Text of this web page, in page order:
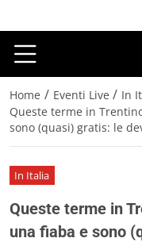
Home / Eventi Live / In
Queste terme in
sono (quasi) gratis: le
In Italia
Queste terme in
una fiaba e sono